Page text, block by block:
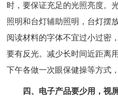
时，要保证充足的光照亮度。
照明和台灯辅助照明，台灯摆
阅读材料的字体不宜过小过密
要有反光。减少长时间近距离
下午各做一次眼保健操等方式
四、电子产品要少用，视